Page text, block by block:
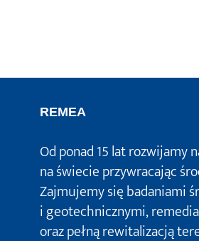
REMEA
Od ponad 15 lat rozwijamy
na świecie przywracając
Zajmujemy się badaniami
i geotechnicznymi,
oraz pełną rewitalizacją